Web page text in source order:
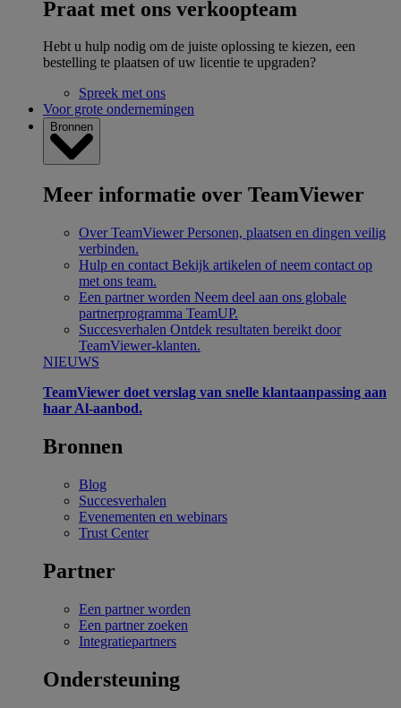
Praat met ons verkoopteam
Hebt u hulp nodig om de juiste oplossing te kiezen, een
bestelling te plaatsen of uw licentie te upgraden?
Spreek met ons
Voor grote ondernemingen
Bronnen
Meer informatie over TeamViewer
Over TeamViewer Personen, plaatsen en dingen veilig
verbinden.
Hulp en contact Bekijk artikelen of neem contact op
met ons team.
Een partner worden Neem deel aan ons globale
partnerprogramma TeamUP.
Succesverhalen Ontdek resultaten bereikt door
TeamViewer-klanten.
NIEUWS
TeamViewer doet verslag van snelle klantaanpassing aan
haar Al-aanbod.
Bronnen
Blog
Succesverhalen
Evenementen en webinars
Trust Center
Partner
Een partner worden
Een partner zoeken
Integratiepartners
Ondersteuning